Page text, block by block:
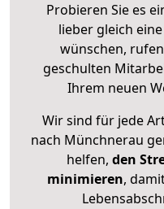
Probieren Sie es
lieber gleich eine
wünschen,
geschulten
Ihrem neuen
Wir sind für jede
nach Münchnerau
helfen, den
minimieren,